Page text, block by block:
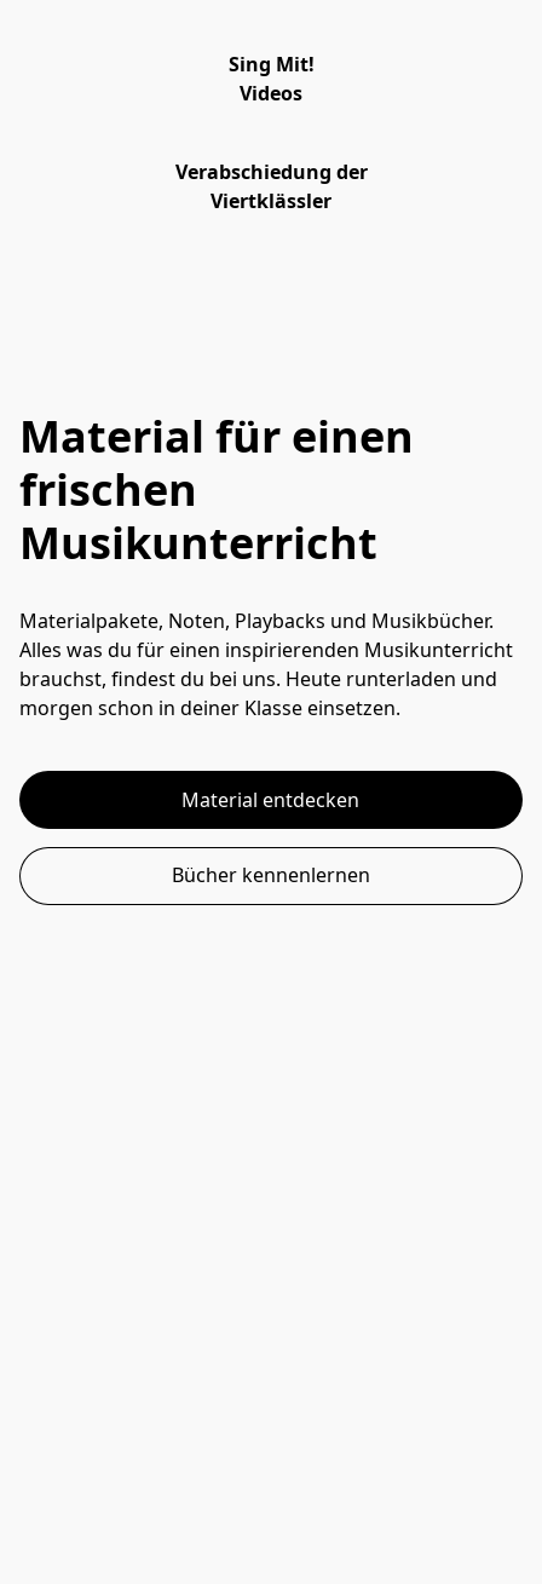
Sing Mit!
Videos
Verabschiedung der
Viertklässler
Material für einen
frischen
Musikunterricht
Materialpakete, Noten, Playbacks und Musikbücher.
Alles was du für einen inspirierenden Musikunterricht
brauchst, findest du bei uns. Heute runterladen und
morgen schon in deiner Klasse einsetzen.
Material entdecken
Bücher kennenlernen